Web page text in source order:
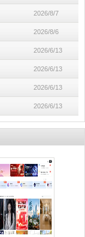
2026/8/7
2026/8/6
2026/6/13
2026/6/13
2026/6/13
2026/6/13